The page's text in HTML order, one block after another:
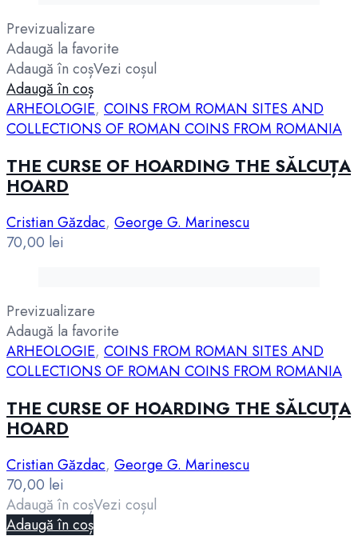
Previzualizare
Adaugă la favorite
Adaugă în coșVezi coșul
Adaugă în coș
ARHEOLOGIE, COINS FROM ROMAN SITES AND
COLLECTIONS OF ROMAN COINS FROM ROMANIA
THE CURSE OF HOARDING THE SĂLCUȚA
HOARD
Cristian Găzdac, George G. Marinescu
70,00 lei
Previzualizare
Adaugă la favorite
ARHEOLOGIE, COINS FROM ROMAN SITES AND
COLLECTIONS OF ROMAN COINS FROM ROMANIA
THE CURSE OF HOARDING THE SĂLCUȚA
HOARD
Cristian Găzdac, George G. Marinescu
70,00 lei
Adaugă în coșVezi coșul
Adaugă în coș